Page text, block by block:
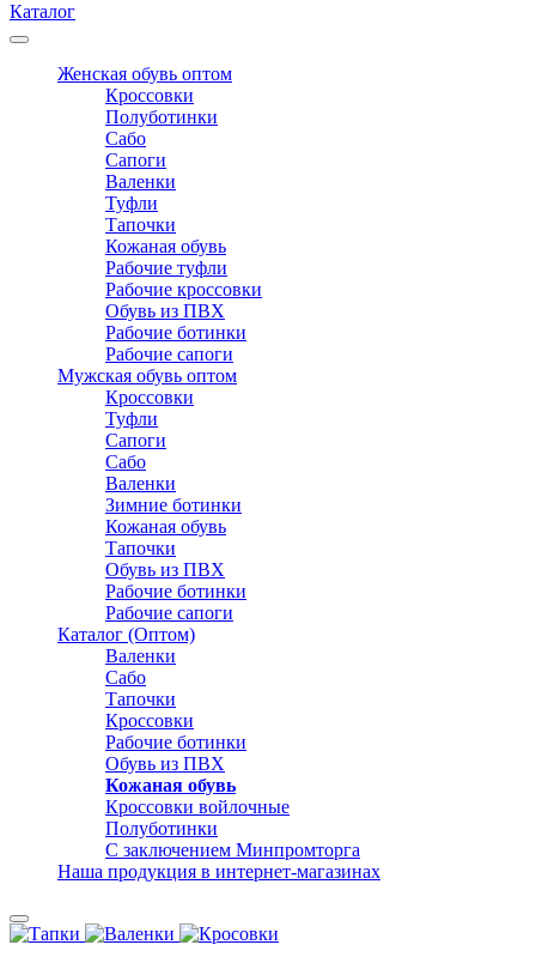
Каталог
Женская обувь оптом
Кроссовки
Полуботинки
Сабо
Сапоги
Валенки
Туфли
Тапочки
Кожаная обувь
Рабочие туфли
Рабочие кроссовки
Обувь из ПВХ
Рабочие ботинки
Рабочие сапоги
Мужская обувь оптом
Кроссовки
Туфли
Сапоги
Сабо
Валенки
Зимние ботинки
Кожаная обувь
Тапочки
Обувь из ПВХ
Рабочие ботинки
Рабочие сапоги
Каталог (Оптом)
Валенки
Сабо
Тапочки
Кроссовки
Рабочие ботинки
Обувь из ПВХ
Кожаная обувь
Кроссовки войлочные
Полуботинки
С заключением Минпромторга
Наша продукция в интернет-магазинах